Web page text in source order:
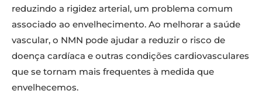
reduzindo a rigidez arterial, um problema comum
associado ao envelhecimento. Ao melhorar a saúde
vascular, o NMN pode ajudar a reduzir o risco de
doença cardíaca e outras condições cardiovasculares
que se tornam mais frequentes à medida que
envelhecemos.